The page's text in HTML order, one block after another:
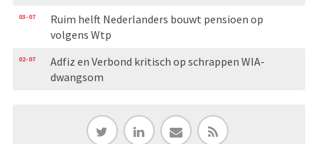
03-07
Ruim helft Nederlanders bouwt pensioen op
volgens Wtp
02-07
Adfiz en Verbond kritisch op schrappen WIA-
dwangsom